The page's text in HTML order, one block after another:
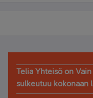
Telia Yhteisö on
sulkeutuu kokonaan